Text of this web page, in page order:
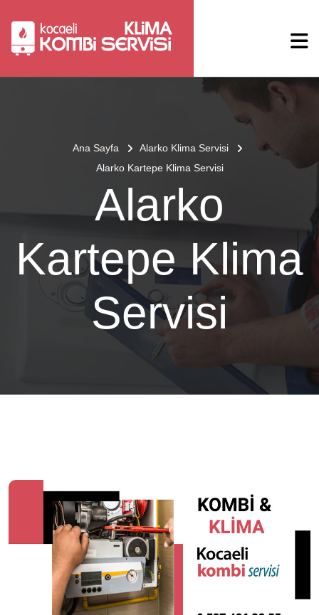
Ana Sayfa
Alarko Klima Servisi
Alarko Kartepe Klima Servisi
Alarko
Kartepe Klima
Servisi